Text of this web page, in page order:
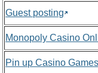
Guest posting
Monopoly Casino
Pin up Casino